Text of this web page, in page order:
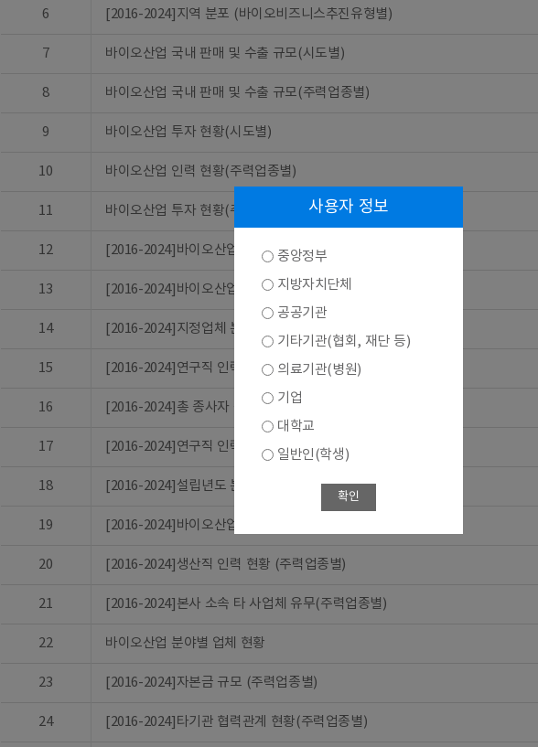
6 [2016-2024]지역 분포 (바이오비즈니스추진유형별)
7 바이오산업 국내 판매 및 수출 규모(시도별)
8 바이오산업 국내 판매 및 수출 규모(주력업종별)
9 바이오산업 투자 현황(시도별)
10 바이오산업 인력 현황(주력업종별)
11 바이오산업 투자 현황(주력업종별)
12 [2016-2024]바이오산업 분류체계 중분류별 수입 규모
13 [2016-2024]바이오산업 투자 현황(바이오비즈니스추진유형별)
14 [2016-2024]지정업체 분포 (주력업종별)
15 [2016-2024]연구직 인력 현황 (종사자규모별)
16 [2016-2024]총 종사자 규모 분포 (주력업종별)
17 [2016-2024]연구직 인력 현황 (바이오비즈니스추진유형별)
18 [2016-2024]설립년도 분포 (주력업종별)
19 [2016-2024]바이오산업 투자 현황(종사자규모별)
20 [2016-2024]생산직 인력 현황 (주력업종별)
21 [2016-2024]본사 소속 타 사업체 유무(주력업종별)
22 바이오산업 분야별 업체 현황
23 [2016-2024]자본금 규모 (주력업종별)
24 [2016-2024]타기관 협력관계 현황(주력업종별)
사용자 정보
중앙정부
지방자치단체
공공기관
기타기관(협회, 재단 등)
의료기관(병원)
기업
대학교
일반인(학생)
확인